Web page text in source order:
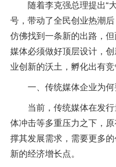
随着李克强总理提出“
号，带动了全民创业热潮
仿佛找到一条新的出路，
媒体必须做好顶层设计，
业创新的沃土，孵化出有竞
一、传统媒体企业为
当前，传统媒体在发
体冲击等多重压力之下，
撑其发展需求，需要更多
新的经济增长点。